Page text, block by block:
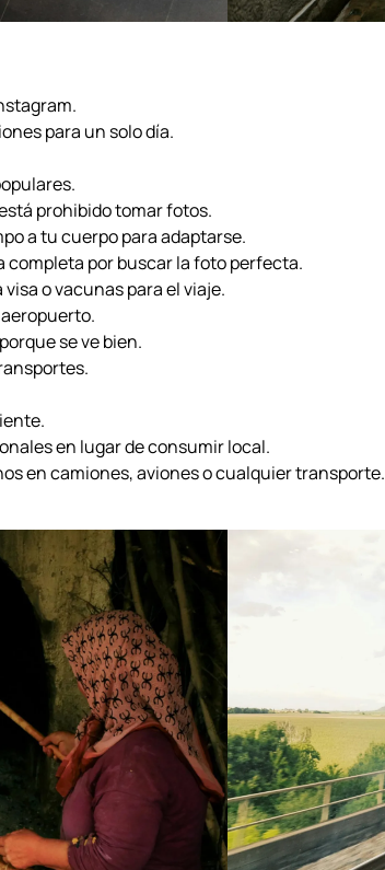
para un solo día.
prohibido tomar fotos.
a tu cuerpo para adaptarse.
completa por buscar la foto perfecta.
o vacunas para el viaje.
se ve bien.
en lugar de consumir local.
en camiones, aviones o cualquier transporte.